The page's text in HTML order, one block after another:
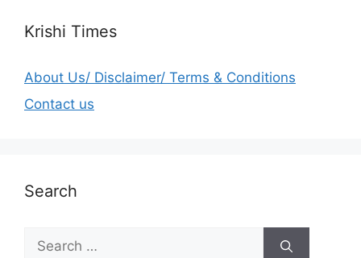
Krishi Times
About Us/ Disclaimer/ Terms & Conditions
Contact us
Search